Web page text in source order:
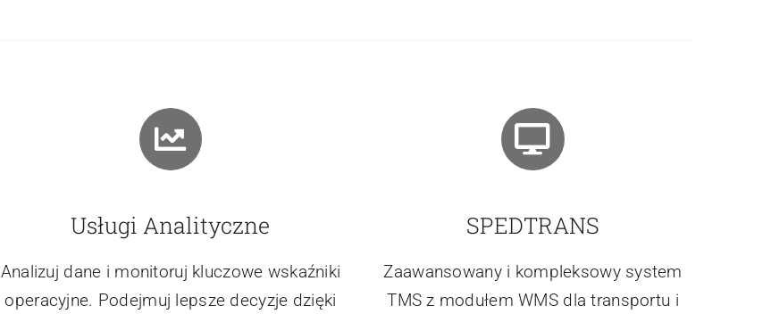
Usługi Analityczne
Analizuj dane i monitoruj kluczowe wskaźniki
operacyjne. Podejmuj lepsze decyzje dzięki
SPEDTRANS
Zaawansowany i kompleksowy system
TMS z modułem WMS dla transportu i